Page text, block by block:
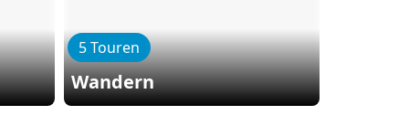
5 Touren
Wandern